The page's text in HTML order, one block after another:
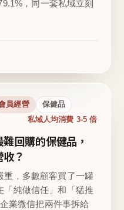
，同一套私域立刻
員經營 保健品
私域人均消費 3-5 倍
回購的保健品，
？
重，多數顧客買了一罐
「純做信任」和「猛推
業微信把兩件事拆給